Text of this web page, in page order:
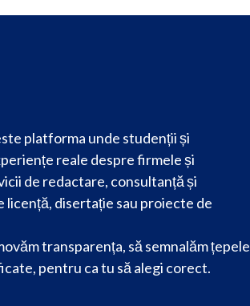
platforma unde studenții și
reale despre firmele și
de redactare, consultanță și
disertație sau proiecte de
transparența, să semnalăm țepele
pentru ca tu să alegi corect.